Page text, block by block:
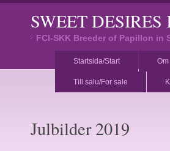
SWEET
FCI-SKK Breeder of Papillon in
Startsida/Start
Till salu/For sale
Julbilder 2019